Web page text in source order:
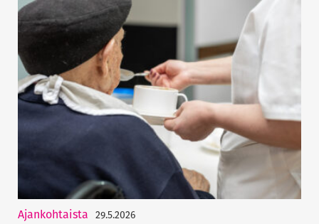
Ajankohtaista 29.5.2026